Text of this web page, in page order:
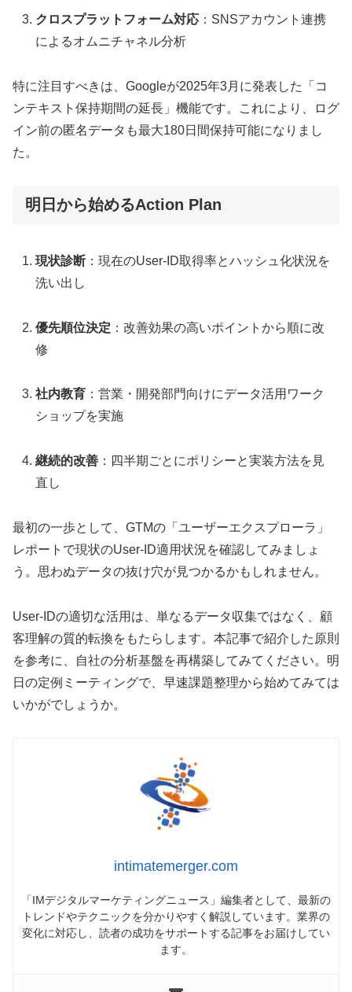
クロスプラットフォーム対応 ：SNSアカウント連携
によるオムニチャネル分析
特に注目すべきは、Googleが2025年3月に発表した「コ
ンテキスト保持期間の延長」機能です。これにより、ログ
イン前の匿名データも最大180日間保持可能になりまし
た。
明日から始めるAction Plan
現状診断 ：現在のUser-ID取得率とハッシュ化状況を
洗い出し
優先順位決定 ：改善効果の高いポイントから順に改
修
社内教育 ：営業・開発部門向けにデータ活用ワーク
ショップを実施
継続的改善 ：四半期ごとにポリシーと実装方法を見
直し
最初の一歩として、GTMの「ユーザーエクスプローラ」
レポートで現状のUser-ID適用状況を確認してみましょ
う。思わぬデータの抜け穴が見つかるかもしれません。
User-IDの適切な活用は、単なるデータ収集ではなく、顧
客理解の質的転換をもたらします。本記事で紹介した原則
を参考に、自社の分析基盤を再構築してみてください。明
日の定例ミーティングで、早速課題整理から始めてみては
いかがでしょうか。
intimatemerger.com
「IMデジタルマーケティングニュース」編集者として、最新の
トレンドやテクニックを分かりやすく解説しています。業界の
変化に対応し、読者の成功をサポートする記事をお届けしてい
ます。